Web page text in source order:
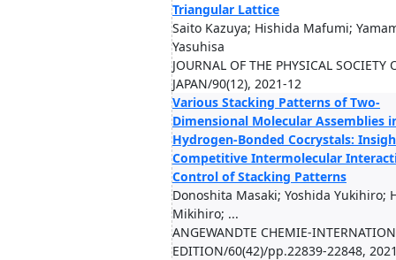
Triangular Lattice
Saito Kazuya; Hishida Mafumi;
Yasuhisa
JOURNAL OF THE PHYSICAL SOCIETY
JAPAN/90(12), 2021-12
Various Stacking Patterns of Two-
Dimensional Molecular Assemblies
Hydrogen-Bonded Cocrystals:
Competitive Intermolecular
Control of Stacking Patterns
Donoshita Masaki; Yoshida Yukihiro;
Mikihiro; ...
ANGEWANDTE CHEMIE-
EDITION/60(42)/pp.22839-22848,